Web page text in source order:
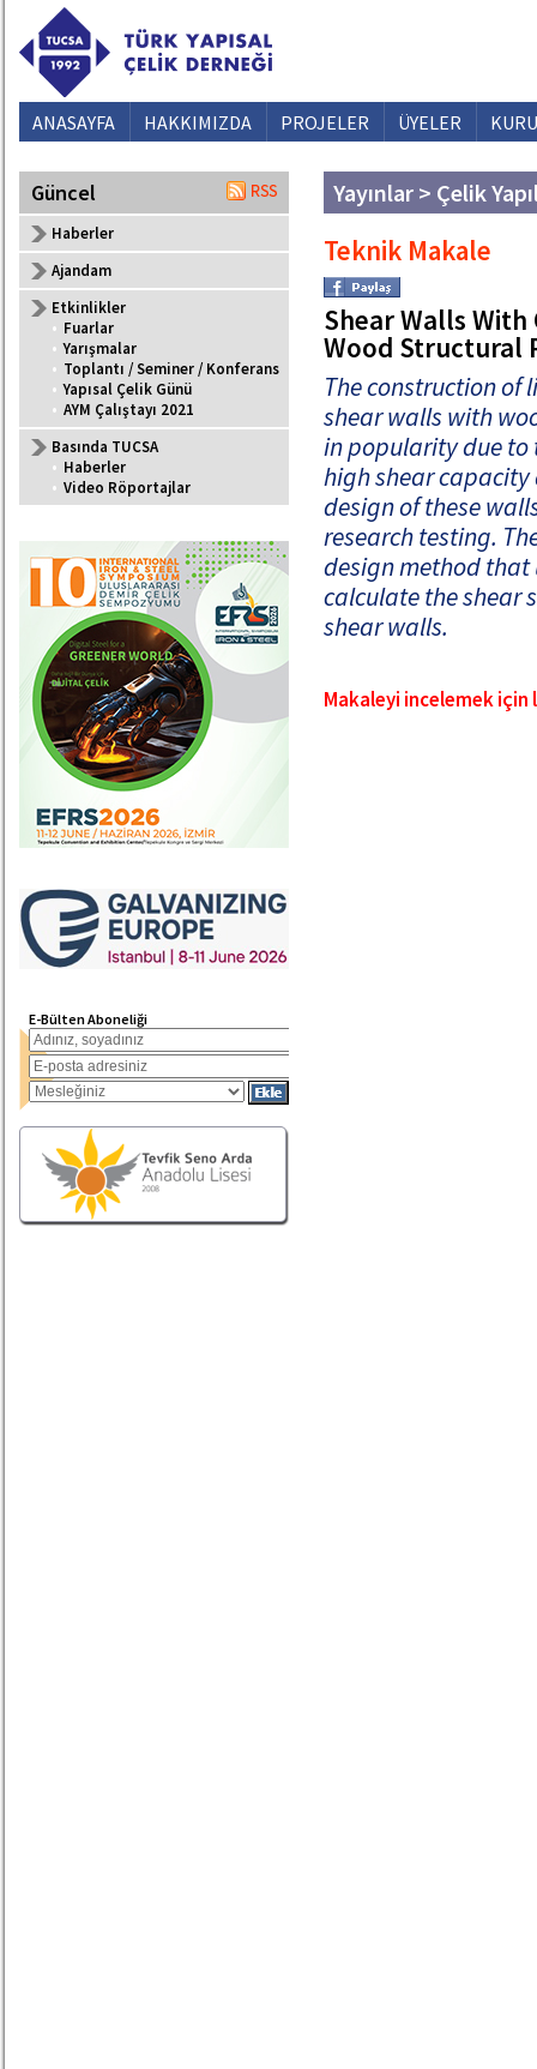
ANASAYFA HAKKIMIZDA PROJELER ÜYELER
Güncel
Haberler
Ajandam
Etkinlikler
• Fuarlar
• Yarışmalar
• Toplantı / Seminer / Konferans
• Yapısal Çelik Günü
• AYM Çalıştayı 2021
Basında TUCSA
• Haberler
• Video Röportajlar
E-Bülten Aboneliği
Yayınlar > Çelik
Teknik Makale
Shear Walls
Wood Structural
The construction of
shear walls with
in popularity due to
high shear capacity
design of these
research testing.
design method that
calculate the shear
shear walls.
Makaleyi incelemek için